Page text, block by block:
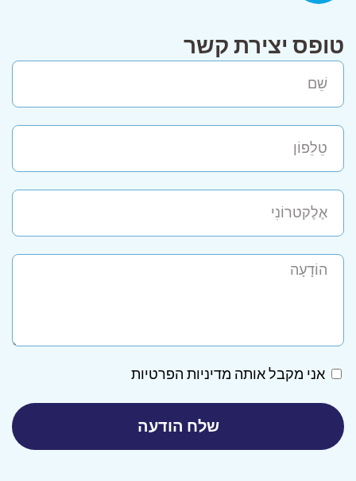
טופס יצירת קשר
אני מקבל אותה מדיניות הפרטיות
שלח הודעה